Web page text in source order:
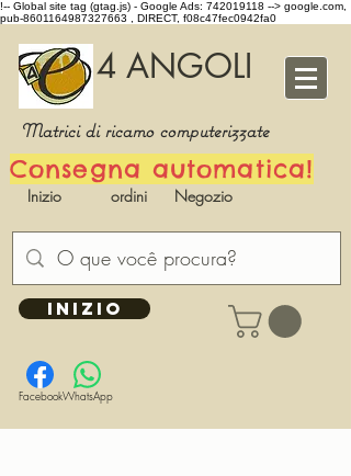
!-- Global site tag (gtag.js) - Google Ads: 742019118 --> google.com,
pub-8601164987327663 , DIRECT, f08c47fec0942fa0
4 ANGOLI
Matrici di ricamo computerizzate
Consegna automatica!
Inizio ordini Negozio
INIZIO
FacebookWhatsApp